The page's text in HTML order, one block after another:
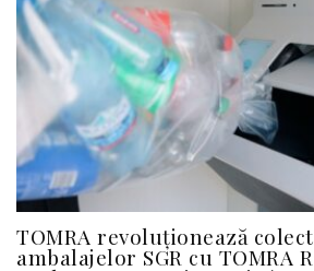
TOMRA revoluționează
ambalajelor SGR cu TOMRA